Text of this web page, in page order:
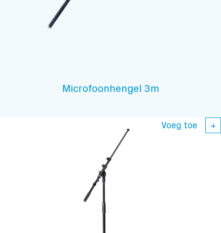
Microfoonhengel 3m
Voeg toe